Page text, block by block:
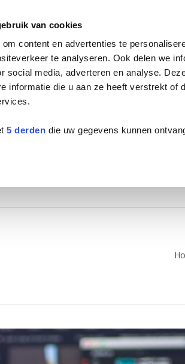
van cookies
content en advertenties te
te analyseren. Ook delen we
social media, adverteren en analyse.
informatie die u aan ze heeft verstrekt of
5 derden die uw gegevens kunnen